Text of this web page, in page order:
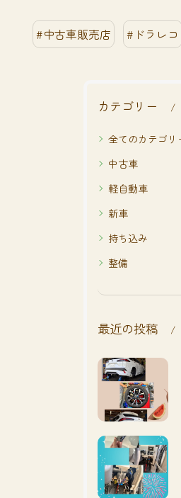
#中古車販売店 #ドラレコ
カテゴリー
全てのカテゴリ
中古車
軽自動車
新車
持ち込み
整備
最近の投稿